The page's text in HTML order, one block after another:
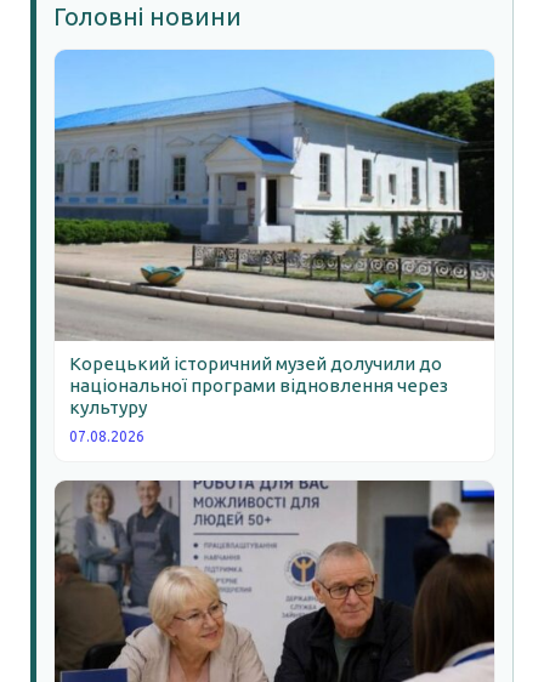
Головні новини
Корецький історичний музей долучили до
національної програми відновлення через
культуру
07.08.2026